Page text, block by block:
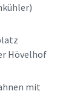
Hövelhof
mit